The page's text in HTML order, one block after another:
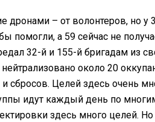
дронами – от волонтеров, но у
помогли, а 59 сейчас не
32-й и 155-й бригадам из
около 20
сбросов. Целей здесь очень
идут каждый день по
здесь много целей.